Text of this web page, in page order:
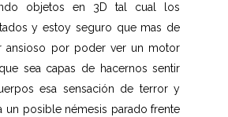
objetos en 3D tal cual los
y estoy seguro que mas de
ansioso por poder ver un motor
sea capas de hacernos sentir
esa sensación de terror y
un posible némesis parado frente